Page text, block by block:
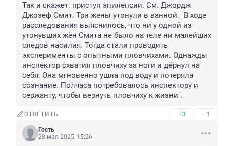
Так и скажет: приступ эпилепсии. См. Джордж
Джозеф Смит. Три жены утонули в ванной. "В ходе
расследования выяснилось, что ни у одной из
утонувших жён Смита не было на теле ни малейших
следов насилия. Тогда стали проводить
эксперименты с опытными пловчихами. Однажды
инспектор схватил пловчиху за ноги и дёрнул на
себя. Она мгновенно ушла под воду и потеряла
сознание. Полчаса потребовалось инспектору и
сержанту, чтобы вернуть пловчиху к жизни".
ОТВЕТИТЬ +3 –1
Гость
28 мая 2025, 15:26